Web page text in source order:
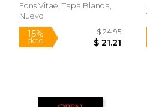
15%
dcto. $ 20.36
Fons Vitae, Tapa Blanda,
Nuevo